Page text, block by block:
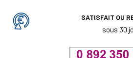
SATISFAIT OU
sous 30